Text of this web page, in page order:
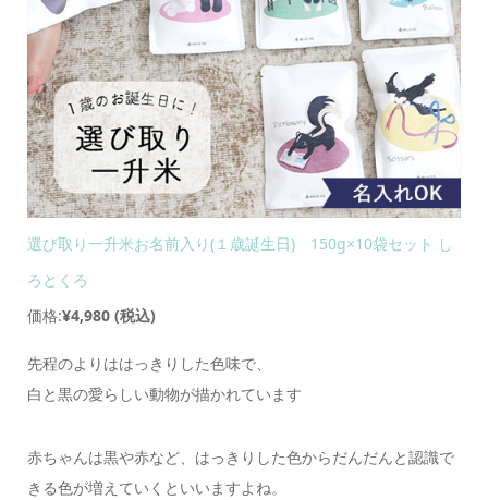
選び取り一升米お名前入り(１歳誕生日) 150g×10袋セット し
ろとくろ
価格:¥4,980 (税込)
先程のよりははっきりした色味で、
白と黒の愛らしい動物が描かれています
赤ちゃんは黒や赤など、はっきりした色からだんだんと認識で
きる色が増えていくといいますよね。